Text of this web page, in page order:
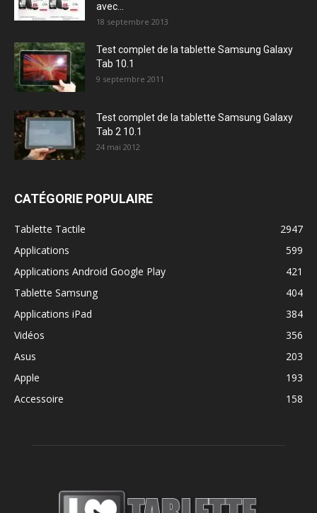
avec...
18 septembre 2013
Test complet de la tablette Samsung Galaxy
Tab 10.1
9 septembre 2011
Test complet de la tablette Samsung Galaxy
Tab 2 10.1
24 mai 2012
CATÉGORIE POPULAIRE
Tablette Tactile
2947
Applications
599
Applications Android Google Play
421
Tablette Samsung
404
Applications iPad
384
Vidéos
356
Asus
203
Apple
193
Accessoire
158